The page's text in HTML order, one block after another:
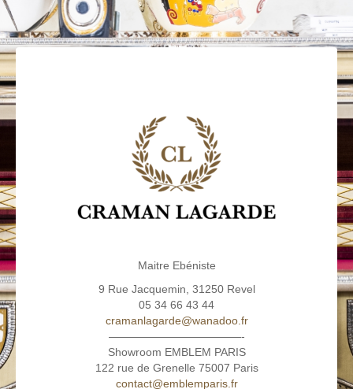
Maitre Ebéniste
9 Rue Jacquemin, 31250 Revel
05 34 66 43 44
cramanlagarde@wanadoo.fr
————————————-
Showroom EMBLEM PARIS
122 rue de Grenelle 75007 Paris
contact@emblemparis.fr